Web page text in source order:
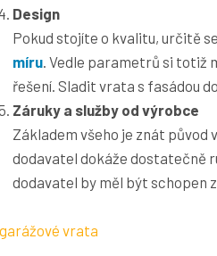
Design
Pokud stojíte o kvalitu, určitě
míru. Vedle parametrů si totiž
řešení. Sladit vrata s fasádou
Záruky a služby od výrobce
Základem všeho je znát
dodavatel dokáže dostatečně
dodavatel by měl být schopen